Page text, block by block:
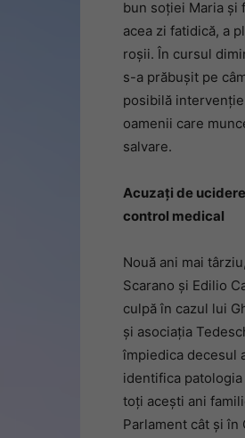
bun soției Maria și
acea zi fatidică, a
roșii. În cursul
s-a prăbușit pe
posibilă
oamenii care
salvare.
Acuzați de
control medical
Nouă ani mai
Scarano și Edilio
culpă în cazul lui
și asociația
împiedica decesul
identifica
toți acești ani
Parlament cât și